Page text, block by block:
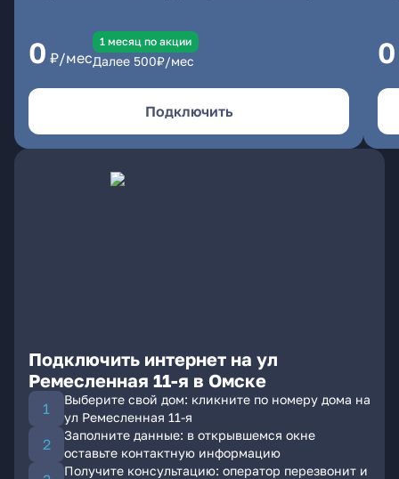
0 ₽/мес
1 месяц по акции
Далее 500₽/мес
Подключить
0
Подключить интернет на ул
Ремесленная 11-я в Омске
Выберите свой дом: кликните по номеру дома на
ул Ремесленная 11-я
Заполните данные: в открывшемся окне
оставьте контактную информацию
Получите консультацию: оператор перезвонит и